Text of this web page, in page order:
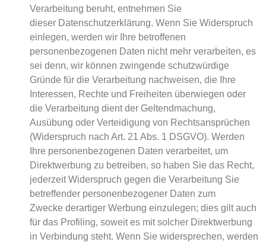
Verarbeitung beruht, entnehmen Sie
dieser Datenschutzerklärung. Wenn Sie Widerspruch
einlegen, werden wir Ihre betroffenen
personenbezogenen Daten nicht mehr verarbeiten, es
sei denn, wir können zwingende schutzwürdige
Gründe für die Verarbeitung nachweisen, die Ihre
Interessen, Rechte und Freiheiten überwiegen oder
die Verarbeitung dient der Geltendmachung,
Ausübung oder Verteidigung von Rechtsansprüchen
(Widerspruch nach Art. 21 Abs. 1 DSGVO). Werden
Ihre personenbezogenen Daten verarbeitet, um
Direktwerbung zu betreiben, so haben Sie das Recht,
jederzeit Widerspruch gegen die Verarbeitung Sie
betreffender personenbezogener Daten zum
Zwecke derartiger Werbung einzulegen; dies gilt auch
für das Profiling, soweit es mit solcher Direktwerbung
in Verbindung steht. Wenn Sie widersprechen, werden